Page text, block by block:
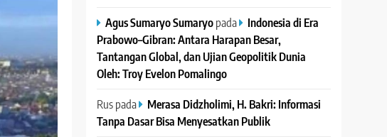
Agus Sumaryo Sumaryopada
Indonesia di Era
Prabowo–Gibran: Antara Harapan Besar,
Tantangan Global, dan Ujian Geopolitik Dunia
Oleh: Troy Evelon Pomalingo
Ruspada
Merasa Didzholimi, H. Bakri: Informasi
Tanpa Dasar Bisa Menyesatkan Publik